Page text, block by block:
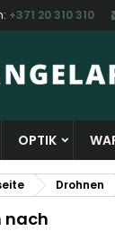
+371 20 310 310
OPTIK
Drohnen
nach